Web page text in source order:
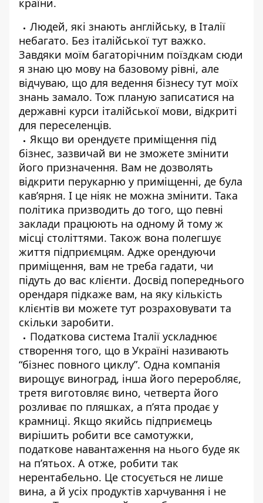
країни.
Людей, які знають англійську, в Італії
небагато. Без італійської тут важко.
Завдяки моїм багаторічним поїздкам сюди
я знаю цю мову на базовому рівні, але
відчуваю, що для ведення бізнесу тут моїх
знань замало. Тож планую записатися на
державні курси італійської мови, відкриті
для переселенців.
Якщо ви орендуєте приміщення під
бізнес, зазвичай ви не зможете змінити
його призначення. Вам не дозволять
відкрити перукарню у приміщенні, де була
кав’ярня. І це ніяк не можна змінити. Така
політика призводить до того, що певні
заклади працюють на одному й тому ж
місці століттями. Також вона полегшує
життя підприємцям. Адже орендуючи
приміщення, вам не треба гадати, чи
підуть до вас клієнти. Досвід попереднього
орендаря підкаже вам, на яку кількість
клієнтів ви можете тут розраховувати та
скільки заробити.
Податкова система Італії ускладнює
створення того, що в Україні називають
“бізнес повного циклу”. Одна компанія
вирощує виноград, інша його переробляє,
третя виготовляє вино, четверта його
розливає по пляшках, а п’ята продає у
крамниці. Якщо якийсь підприємець
вирішить робити все самотужки,
податкове навантаження на нього буде як
на п’ятьох. А отже, робити так
нерентабельно. Це стосується не лише
вина, а й усіх продуктів харчування і не